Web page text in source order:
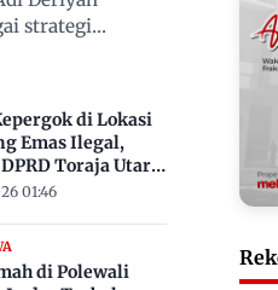
strategi
di Lokasi
Emas Ilegal,
Toraja Utara
Tersangka
01:46
di Polewali